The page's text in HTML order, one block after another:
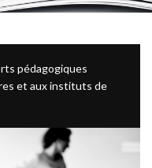
pédagogiques
et aux instituts de